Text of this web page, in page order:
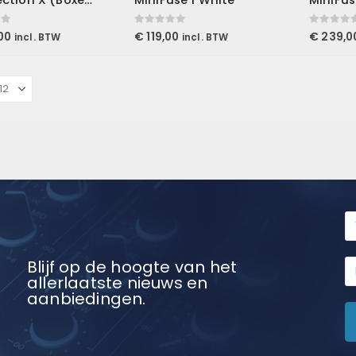
incl. BTW 0out of 5
€ 119,00 incl. BTW 0out of 5
€
Blijf op de hoogte van het
allerlaatste nieuws en
aanbiedingen.